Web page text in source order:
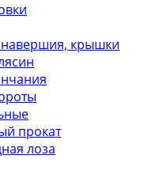
крышки
прокат
лоза